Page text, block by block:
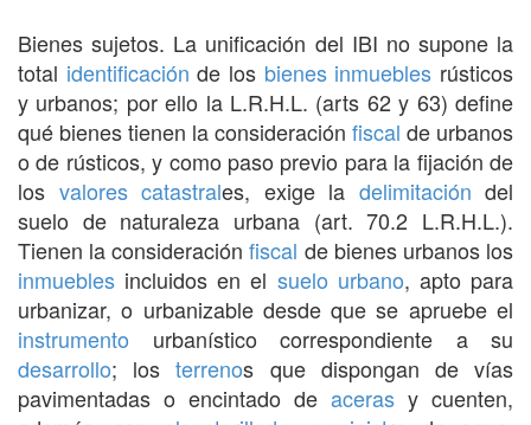
Bienes sujetos. La unificación del IBI no supone la
total identificación de los bienes inmuebles rústicos
y urbanos; por ello la L.R.H.L. (arts 62 y 63) define
qué bienes tienen la consideración fiscal de urbanos
o de rústicos, y como paso previo para la fijación de
los valores catastrales, exige la delimitación del
suelo de naturaleza urbana (art. 70.2 L.R.H.L.).
Tienen la consideraciónfiscal de bienes urbanos los
inmuebles incluidos en el suelo urbano, apto para
urbanizar, o urbanizable desde que se apruebe el
instrumento urbanístico correspondiente a su
desarrollo; losterrenos que dispongan de vías
pavimentadas o encintado de aceras y cuenten,